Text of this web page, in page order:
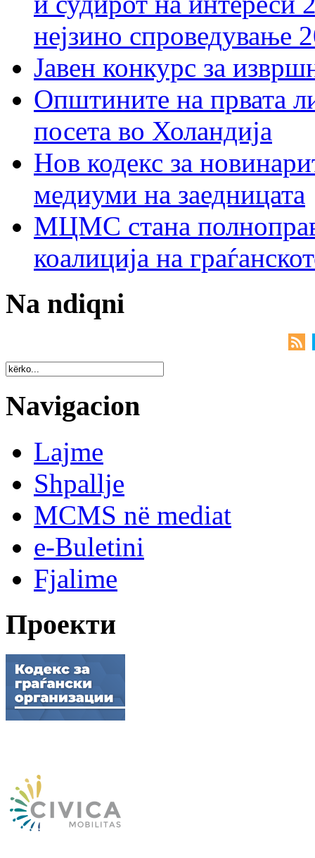
нејзино спроведување
Јавен конкурс за
Општините на првата
посета во Холандија
Нов кодекс за
медиуми на заедницата
МЦМС стана
коалиција на
Na ndiqni
Navigacion
Lajme
Shpallje
MCMS në mediat
e-Buletini
Fjalime
Проекти